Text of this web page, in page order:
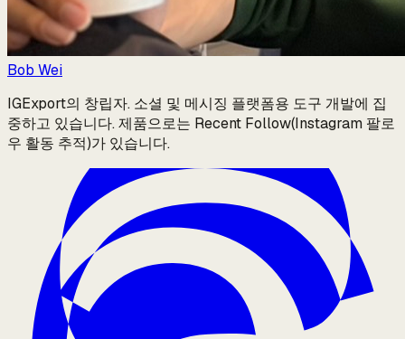
Bob Wei
IGExport의 창립자. 소셜 및 메시징 플랫폼용 도구 개발에 집
중하고 있습니다. 제품으로는 Recent Follow(Instagram 팔로
우 활동 추적)가 있습니다.